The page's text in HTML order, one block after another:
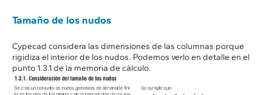
Tamaño de los nudos
Cypecad considera las dimensiones de las columnas porque
rigidiza el interior de los nudos. Podemos verlo en detalle en el
punto 1.3.1 de la memoria de cálculo.